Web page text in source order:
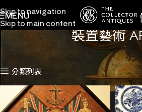
Skip to navigation
Skip to main content
MENU
裝置藝術
首頁 裝置藝術 ART
顯示
分類列表